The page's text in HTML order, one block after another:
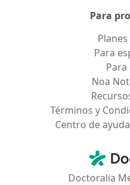
Para
Para
Para
Noa
Términos y
Centro de
Doctoralia